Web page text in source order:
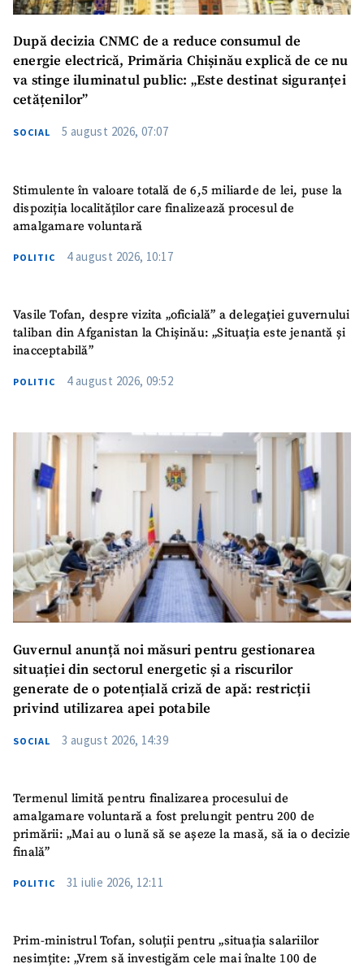
După decizia CNMC de a reduce consumul de
energie electrică, Primăria Chișinău explică de ce nu
va stinge iluminatul public: „Este destinat siguranței
cetățenilor”
SOCIAL 5 august 2026, 07:07
Stimulente în valoare totală de 6,5 miliarde de lei, puse la
dispoziția localităților care finalizează procesul de
amalgamare voluntară
POLITIC 4 august 2026, 10:17
Vasile Tofan, despre vizita „oficială” a delegației guvernului
taliban din Afganistan la Chișinău: „Situația este jenantă și
inacceptabilă”
POLITIC 4 august 2026, 09:52
Guvernul anunță noi măsuri pentru gestionarea
situației din sectorul energetic și a riscurilor
generate de o potențială criză de apă: restricții
privind utilizarea apei potabile
SOCIAL 3 august 2026, 14:39
Termenul limită pentru finalizarea procesului de
amalgamare voluntară a fost prelungit pentru 200 de
primării: „Mai au o lună să se așeze la masă, să ia o decizie
finală”
POLITIC 31 iulie 2026, 12:11
Prim-ministrul Tofan, soluții pentru „situația salariilor
nesimțite: „Vrem să investigăm cele mai înalte 100 de